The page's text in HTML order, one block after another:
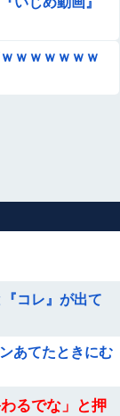
ｗｗｗｗｗｗ
コレ』が出て
あてたときにむ
るでな」と押